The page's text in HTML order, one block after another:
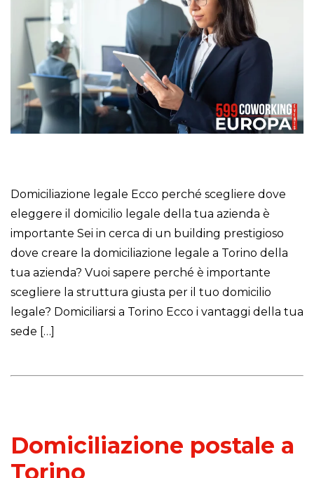
Domiciliazione legale Ecco perché scegliere dove
eleggere il domicilio legale della tua azienda è
importante Sei in cerca di un building prestigioso
dove creare la domiciliazione legale a Torino della
tua azienda? Vuoi sapere perché è importante
scegliere la struttura giusta per il tuo domicilio
legale? Domiciliarsi a Torino Ecco i vantaggi della tua
sede […]
Domiciliazione postale a
Torino